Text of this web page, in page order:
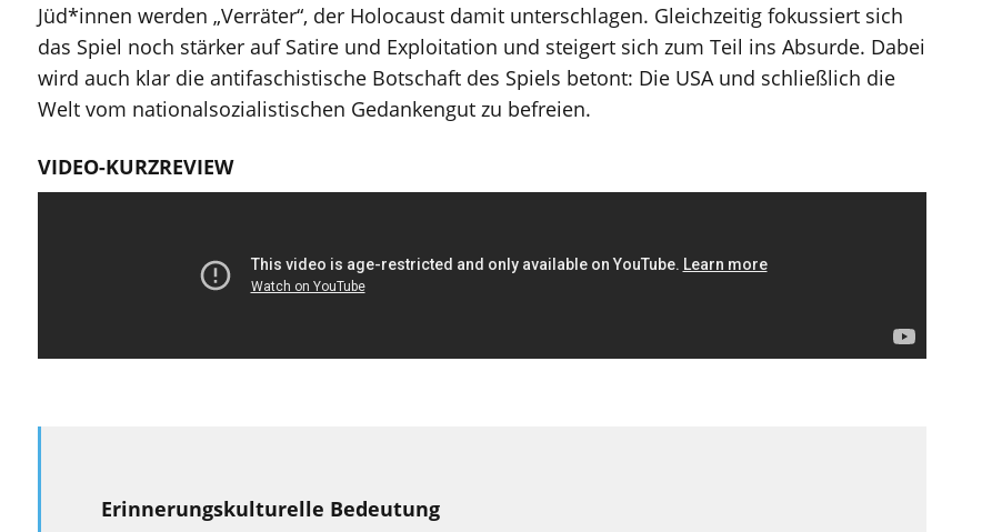
Jüd*innen werden „Verräter“, der Holocaust damit unterschlagen. Gleichzeitig fokussiert sich
das Spiel noch stärker auf Satire und Exploitation und steigert sich zum Teil ins Absurde. Dabei
wird auch klar die antifaschistische Botschaft des Spiels betont: Die USA und schließlich die
Welt vom nationalsozialistischen Gedankengut zu befreien.
VIDEO-KURZREVIEW
Erinnerungskulturelle Bedeutung